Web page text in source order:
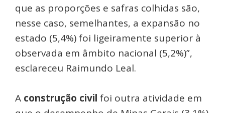
que as proporções e safras colhidas são,
nesse caso, semelhantes, a expansão no
estado (5,4%) foi ligeiramente superior à
observada em âmbito nacional (5,2%)”,
esclareceu Raimundo Leal.
A construção civil foi outra atividade em